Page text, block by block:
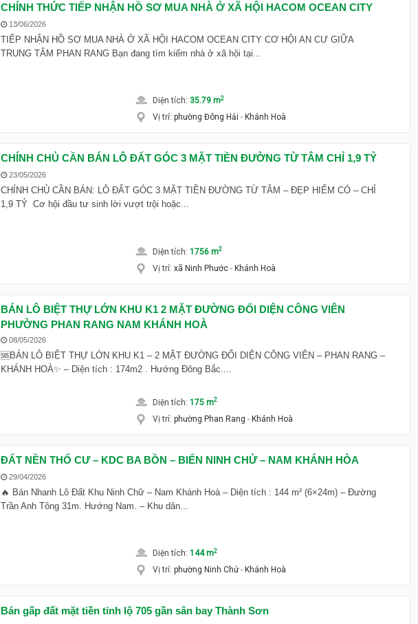
CHÍNH THỨC TIẾP NHẬN HỒ SƠ MUA NHÀ Ở XÃ HỘI HACOM OCEAN CITY
13/06/2026
TIẾP NHẬN HỒ SƠ MUA NHÀ Ở XÃ HỘI HACOM OCEAN CITY CƠ HỘI AN CƯ GIỮA
TRUNG TÂM PHAN RANG Bạn đang tìm kiếm nhà ở xã hội tại...
Diện tích: 35.79 m2
Vị trí: phường Đông Hải - Khánh Hoà
CHÍNH CHỦ CẦN BÁN LÔ ĐẤT GÓC 3 MẶT TIỀN ĐƯỜNG TỪ TÂM CHỈ 1,9 TỶ
23/05/2026
CHÍNH CHỦ CẦN BÁN: LÔ ĐẤT GÓC 3 MẶT TIỀN ĐƯỜNG TỪ TÂM – ĐẸP HIẾM CÓ – CHỈ
1,9 TỶ Cơ hội đầu tư sinh lời vượt trội hoặc...
Diện tích: 1756 m2
Vị trí: xã Ninh Phước- Khánh Hoà
BÁN LÔ BIỆT THỰ LỚN KHU K1 2 MẶT ĐƯỜNG ĐỐI DIỆN CÔNG VIÊN
PHƯỜNG PHAN RANG NAM KHÁNH HOÀ
08/05/2026
🆘BÁN LÔ BIỆT THỰ LỚN KHU K1 – 2 MẶT ĐƯỜNG ĐỐI DIỆN CÔNG VIÊN – PHAN RANG –
KHÁNH HOÀ✨ – Diện tích : 174m2 . Hướng Đông Bắc....
Diện tích: 175 m2
Vị trí: phường Phan Rang - Khánh Hoà
ĐẤT NỀN THỔ CƯ – KDC BA BỒN – BIỂN NINH CHỬ – NAM KHÁNH HÒA
29/04/2026
🔥 Bán Nhanh Lô Đất Khu Ninh Chữ – Nam Khánh Hoà – Diện tích : 144 m² (6×24m) – Đường
Trần Anh Tông 31m. Hướng Nam. – Khu dân...
Diện tích: 144 m2
Vị trí: phường Ninh Chử- Khánh Hoà
Bán gấp đất mặt tiền tỉnh lộ 705 gần sân bay Thành Sơn